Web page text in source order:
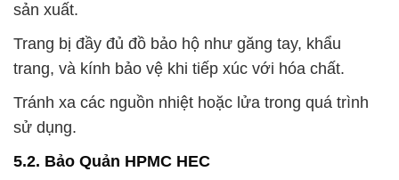
sản xuất.
Trang bị đầy đủ đồ bảo hộ như găng tay, khẩu
trang, và kính bảo vệ khi tiếp xúc với hóa chất.
Tránh xa các nguồn nhiệt hoặc lửa trong quá trình
sử dụng.
5.2. Bảo Quản HPMC HEC